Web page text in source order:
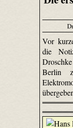
Vor
die
Berlin